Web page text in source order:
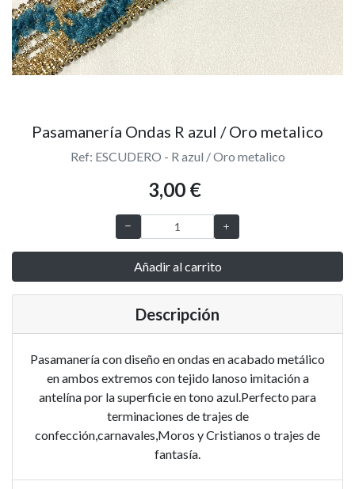
Pasamanería Ondas R azul / Oro metalico
Ref: ESCUDERO - R azul / Oro metalico
3,00 €
Añadir al carrito
Descripción
Pasamanería con diseño en ondas en acabado metálico
en ambos extremos con tejido lanoso imitación a
antelína por la superficie en tono azul.Perfecto para
terminaciones de trajes de
confección,carnavales,Moros y Cristianos o trajes de
fantasía.